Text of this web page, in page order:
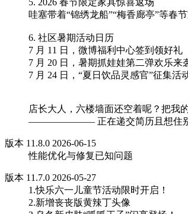
5. 2026 春节限定家具惊喜返场
哇塞带着“锦绣龙船”“梅香廊亭”等春
6. 社区暑期活动日历
7 月 11 日，微博福利中心签到领好礼
7 月 20 日，暑期抓娃娃第二弹欢乐来
7 月 24 日，“夏日饮品灵感官”征集
店长大人，六楼墙面还空着呢？把我
——————— 正在递交简历且想住
版本 11.8.0 2026-06-15
性能优化与修复已知问题
版本 11.7.0 2026-05-27
1.快乐六一儿童节活动限时开启！
2.新增丧丧版黄辣丁头像